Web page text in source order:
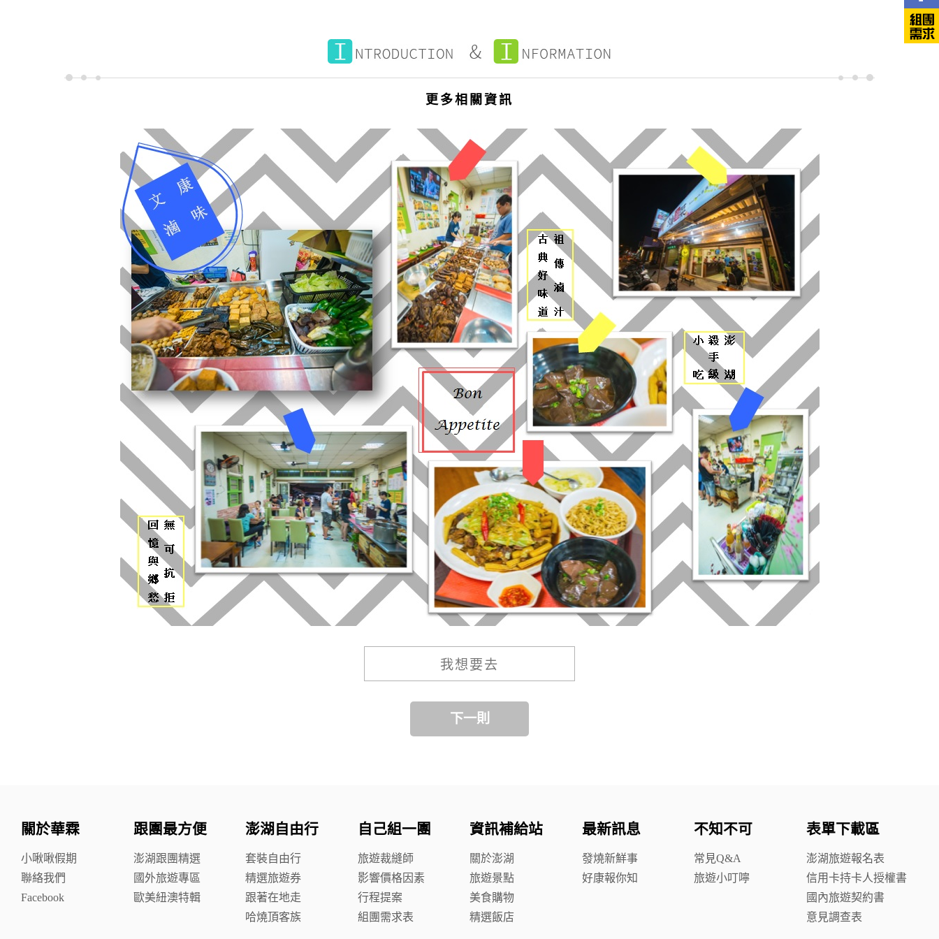
更多相關資訊
我想要去
下一則
關於華霖
小啾啾假期
聯絡我們
Facebook
跟團最方便
澎湖跟團精選
國外旅遊專區
歐美紐澳特輯
澎湖自由行
套裝自由行
精選旅遊券
跟著在地走
哈燒頂客族
自己組一團
旅遊裁縫師
影響價格因素
行程提案
組團需求表
資訊補給站
關於澎湖
旅遊景點
美食購物
精選飯店
最新訊息
發燒新鮮事
好康報你知
不知不可
常見Q&A
旅遊小叮嚀
表單下載區
澎湖旅遊報名表
信用卡持卡人授權書
國內旅遊契約書
意見調查表